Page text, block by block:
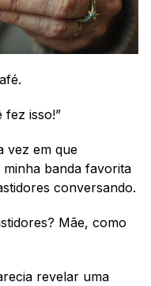
fez isso!”
vez em que
banda favorita
conversando.
Mãe, como
revelar uma